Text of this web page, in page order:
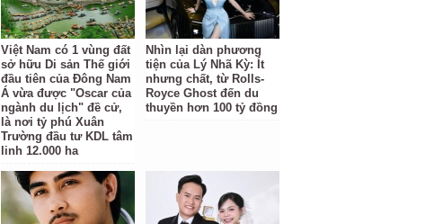
Việt Nam có 1 vùng đất
sở hữu Di sản Thế giới
đầu tiên của Đông Nam
Á vừa được "Oscar của
ngành du lịch" đề cử,
là nơi tỷ phú Xuân
Trường đầu tư KDL tâm
linh 12.000 ha
Nhìn lại dàn phương
tiện của Lý Nhã Kỳ: Ít
nhưng chất, từ Rolls-
Royce Ghost đến du
thuyền hơn 100 tỷ đồng